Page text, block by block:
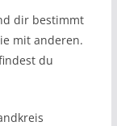
dir bestimmt
mit anderen.
du